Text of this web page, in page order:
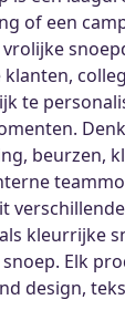
of een
te
beurzen,
kleurrijke
Elk
design,